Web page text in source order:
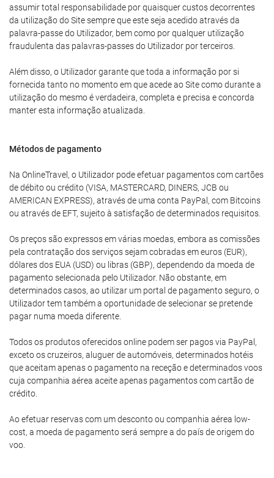
assumir total responsabilidade por quaisquer custos decorrentes
da utilização do Site sempre que este seja acedido através da
palavra-passe do Utilizador, bem como por qualquer utilização
fraudulenta das palavras-passes do Utilizador por terceiros.
Além disso, o Utilizador garante que toda a informação por si
fornecida tanto no momento em que acede ao Site como durante a
utilização do mesmo é verdadeira, completa e precisa e concorda
manter esta informação atualizada.
Métodos de pagamento
Na OnlineTravel, o Utilizador pode efetuar pagamentos com cartões
de débito ou crédito (VISA, MASTERCARD, DINERS, JCB ou
AMERICAN EXPRESS), através de uma conta PayPal, com Bitcoins
ou através de EFT, sujeito à satisfação de determinados requisitos.
Os preços são expressos em várias moedas, embora as comissões
pela contratação dos serviços sejam cobradas em euros (EUR),
dólares dos EUA (USD) ou libras (GBP), dependendo da moeda de
pagamento selecionada pelo Utilizador. Não obstante, em
determinados casos, ao utilizar um portal de pagamento seguro, o
Utilizador tem também a oportunidade de selecionar se pretende
pagar numa moeda diferente.
Todos os produtos oferecidos online podem ser pagos via PayPal,
exceto os cruzeiros, aluguer de automóveis, determinados hotéis
que aceitam apenas o pagamento na receção e determinados voos
cuja companhia aérea aceite apenas pagamentos com cartão de
crédito.
Ao efetuar reservas com um desconto ou companhia aérea low-
cost, a moeda de pagamento será sempre a do país de origem do
voo.